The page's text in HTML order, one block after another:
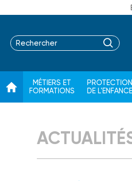
MÉTIERS ET
FORMATIONS
PROTECTION
DE L'ENFANCE